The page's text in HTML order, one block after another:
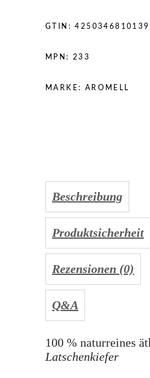
GTIN:4250346810139
MPN: 233
MARKE: AROMELL
Beschreibung
Produktsicherheit
Rezensionen (0)
Q&A
100 % naturreines
Latschenkiefer